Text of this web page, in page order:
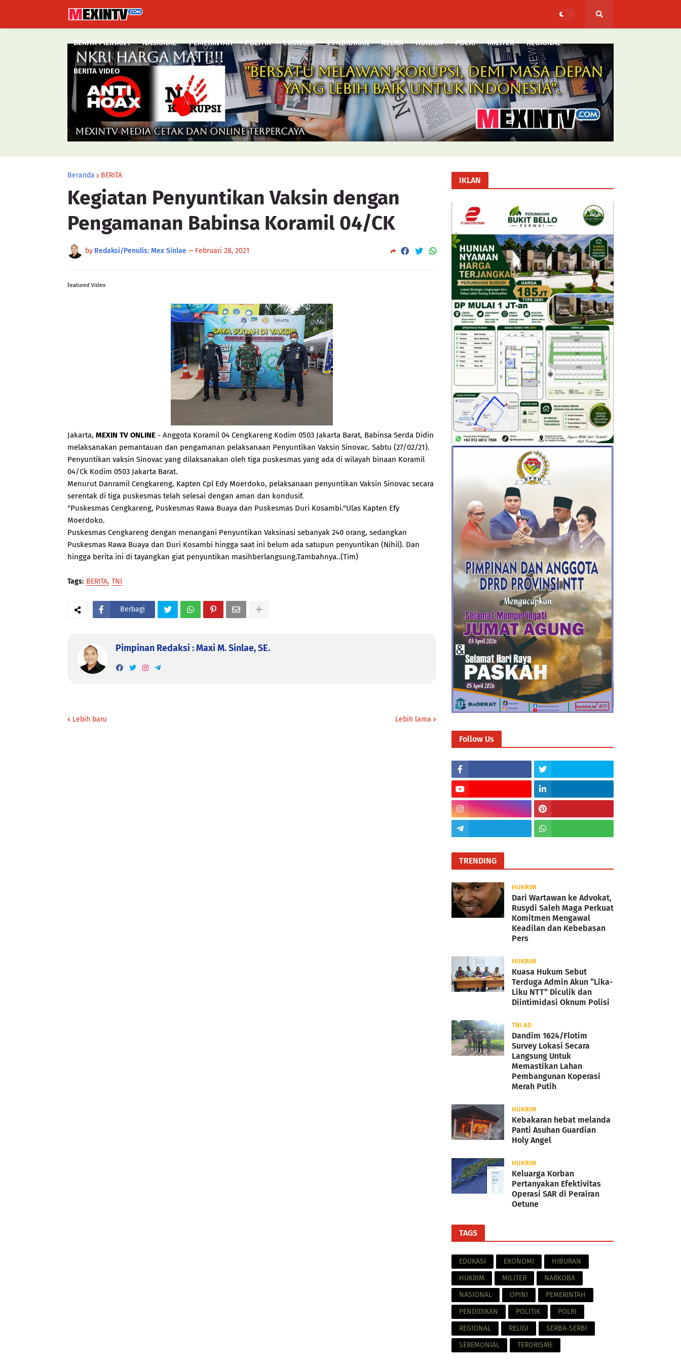
BERITA PILIHAN : NASIONAL PEMERINTAH POLITIK EKONOMI PENDIDIKAN RELIGI HUKRIM POLRI MILITER REGIONAL
BERITA VIDEO
Beranda BERITA
Kegiatan Penyuntikan Vaksin dengan
Pengamanan Babinsa Koramil 04/CK
by Redaksi/Penulis: Mex Sinlae— Februari 28, 2021
Featured Video
Jakarta, MEXIN TV ONLINE - Anggota Koramil 04 Cengkareng Kodim 0503 Jakarta Barat, Babinsa Serda Didin
melaksanakan pemantauan dan pengamanan pelaksanaan Penyuntikan Vaksin Sinovac. Sabtu (27/02/21).
Penyuntikan vaksin Sinovac yang dilaksanakan oleh tiga puskesmas yang ada di wilayah binaan Koramil
04/Ck Kodim 0503 Jakarta Barat.
Menurut Danramil Cengkareng, Kapten Cpl Edy Moerdoko, pelaksanaan penyuntikan Vaksin Sinovac secara
serentak di tiga puskesmas telah selesai dengan aman dan kondusif.
"Puskesmas Cengkareng, Puskesmas Rawa Buaya dan Puskesmas Duri Kosambi."Ulas Kapten Efy
Moerdoko.
Puskesmas Cengkareng dengan menangani Penyuntikan Vaksinasi sebanyak 240 orang, sedangkan
Puskesmas Rawa Buaya dan Duri Kosambi hingga saat ini belum ada satupun penyuntikan (Nihil). Dan
hingga berita ini di tayangkan giat penyuntikan masihberlangsung.Tambahnya..(Tim)
Tags: BERITA TNI
Berbagi
Pimpinan Redaksi : Maxi M. Sinlae, SE.
Lebih baru Lebih lama
IKLAN
Follow Us
TRENDING
HUKRIM
Dari Wartawan ke Advokat,
Rusydi Saleh Maga Perkuat
Komitmen Mengawal
Keadilan dan Kebebasan
Pers
HUKRIM
Kuasa Hukum Sebut
Terduga Admin Akun “Lika-
Liku NTT” Diculik dan
Diintimidasi Oknum Polisi
TNI AD
Dandim 1624/Flotim
Survey Lokasi Secara
Langsung Untuk
Memastikan Lahan
Pembangunan Koperasi
Merah Putih
HUKRIM
Kebakaran hebat melanda
Panti Asuhan Guardian
Holy Angel
HUKRIM
Keluarga Korban
Pertanyakan Efektivitas
Operasi SAR di Perairan
Oetune
TAGS
EDUKASI EKONOMI
HIBURAN
HUKRIM
MILITER
NARKOBA
NASIONAL
OPINI
PEMERINTAH
PENDIDIKAN
POLITIK
POLRI
REGIONAL
RELIGI
SERBA-SERBI
SEREMONIAL
TERORISME